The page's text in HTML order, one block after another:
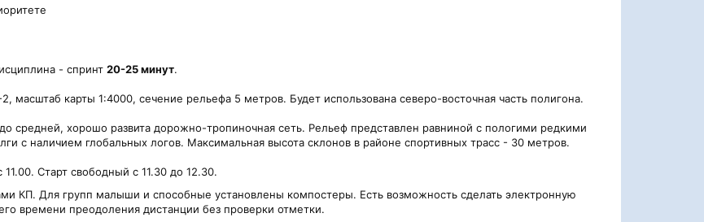
- спринт 20-25 минут.
масштаб карты 1:4000, сечение рельефа 5 метров. Будет использована северо-восточная часть полигона.
средней, хорошо развита дорожно-тропиночная сеть. Рельеф представлен равниной с пологими редкими
с наличием глобальных логов. Максимальная высота склонов в районе спортивных трасс - 30 метров.
Старт свободный с 11.30 до 12.30.
КП. Для групп малыши и способные установлены компостеры. Есть возможность сделать электронную
времени преодоления дистанции без проверки отметки.